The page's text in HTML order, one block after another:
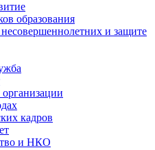
образования
и защите
кадров
и НКО